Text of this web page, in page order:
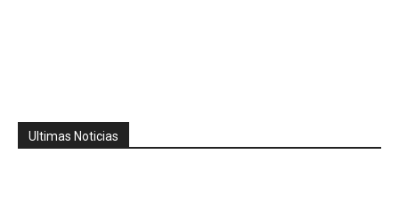
Ultimas Noticias